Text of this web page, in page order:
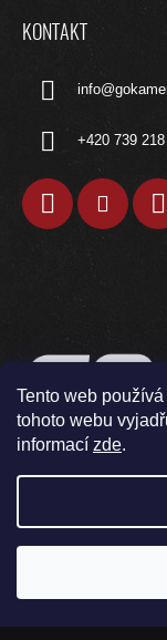
Tento web
tohoto webu
informací zde.
KONTAKT
info@
+420 739